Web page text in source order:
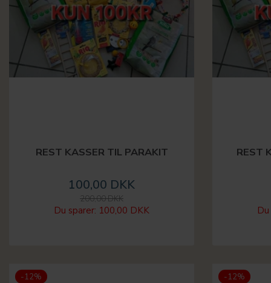
REST KASSER TIL PARAKIT
100,00 DKK
200,00 DKK
Du sparer: 100,00 DKK
REST
-12% -12%